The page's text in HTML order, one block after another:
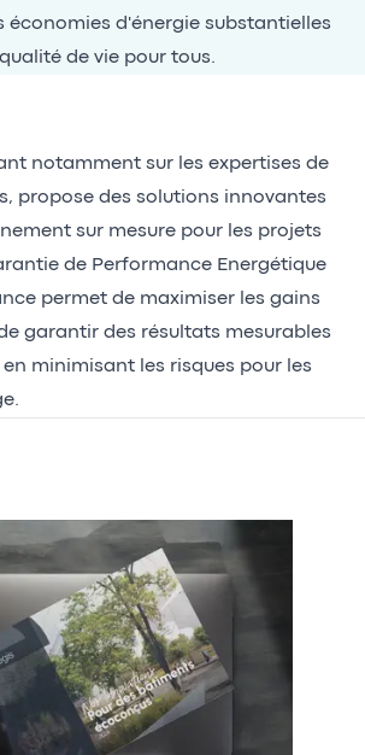
économies d'énergie substantielles
de vie pour tous.
notamment sur les expertises de
, propose des solutions innovantes
sur mesure pour les projets
de Performance Energétique
permet de maximiser les gains
garantir des résultats mesurables
minimisant les risques pour les